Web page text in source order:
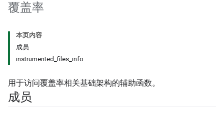
覆盖率
本页内容
成员
instrumented_files_info
用于访问覆盖率相关基础架构的辅助函数。
成员